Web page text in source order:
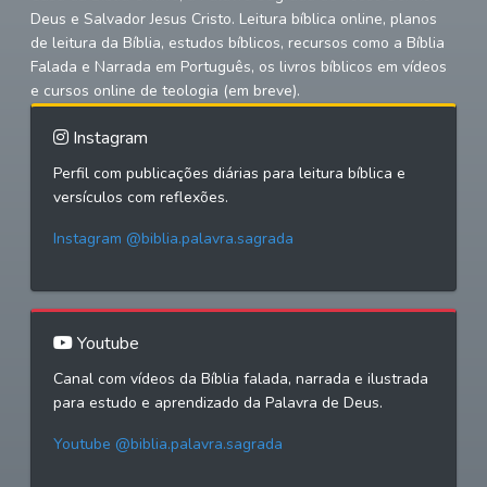
Deus e Salvador Jesus Cristo. Leitura bíblica online, planos
de leitura da Bíblia, estudos bíblicos, recursos como a Bíblia
Falada e Narrada em Português, os livros bíblicos em vídeos
e cursos online de teologia (em breve).
Instagram
Perfil com publicações diárias para leitura bíblica e
versículos com reflexões.
Instagram @biblia.palavra.sagrada
Youtube
Canal com vídeos da Bíblia falada, narrada e ilustrada
para estudo e aprendizado da Palavra de Deus.
Youtube @biblia.palavra.sagrada